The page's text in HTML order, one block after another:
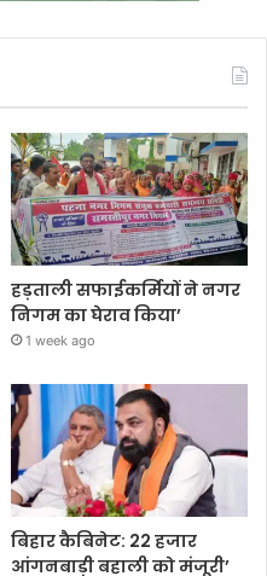
हड़ताली सफाईकर्मियों ने नगर
निगम का घेराव किया’
1 week ago
बिहार कैबिनेट: 22 हजार
आंगनबाड़ी बहाली को मंजूरी’